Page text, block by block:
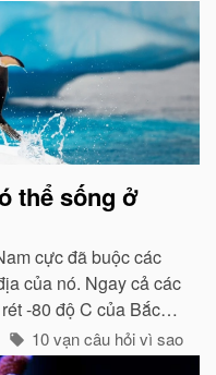
thể sống ở
cực đã buộc các
của nó. Ngay cả các
-80 độ C của Bắc
không hề có mặt ở cực
10 vạn câu hỏi vì sao